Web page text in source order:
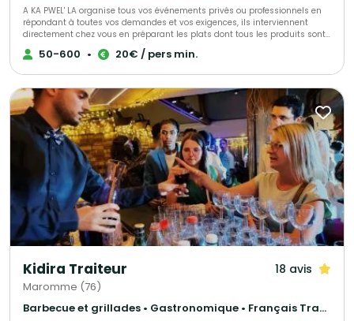
A KA PWEL' LA organise tous vos événements privés ou professionnels en
répondant à toutes vos demandes et vos exigences, ils interviennent
directement chez vous en préparant les plats dont tous les produits sont
frais et antillais. Tout est personnalisable et ajustable selon vos envies.
50-600 • 20€ / pers min.
Kidira Traiteur 18 avis
Maromme (76)
Barbecue et grillades • Gastronomique • Français Traditionnel